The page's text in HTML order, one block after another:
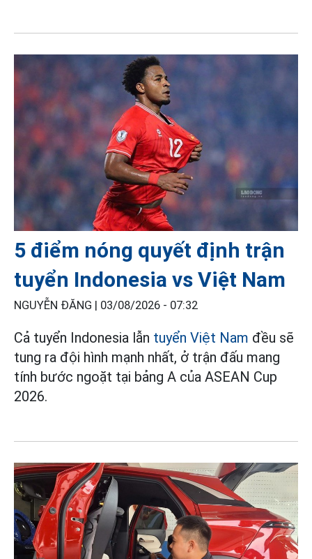
5 điểm nóng quyết định trận
tuyển Indonesia vs Việt Nam
NGUYỄN ĐĂNG | 03/08/2026 - 07:32
Cả tuyển Indonesia lẫn tuyển Việt Nam đều sẽ
tung ra đội hình mạnh nhất, ở trận đấu mang
tính bước ngoặt tại bảng A của ASEAN Cup
2026.